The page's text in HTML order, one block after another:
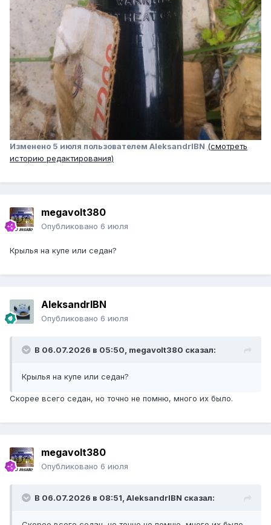
Изменено 5 июля пользователем AleksandrIBN (смотреть
историю редактирования)
megavolt380
Опубликовано 6 июля
Крылья на купе или седан?
AleksandrIBN
Опубликовано 6 июля
В 06.07.2026 в 05:50, megavolt380 сказал:
Крылья на купе или седан?
Скорее всего седан, но точно не помню, много их было.
megavolt380
Опубликовано 6 июля
В 06.07.2026 в 08:51, AleksandrIBN сказал: